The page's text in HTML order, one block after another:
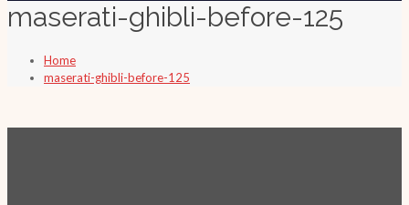
maserati-ghibli-before-125
Home
maserati-ghibli-before-125